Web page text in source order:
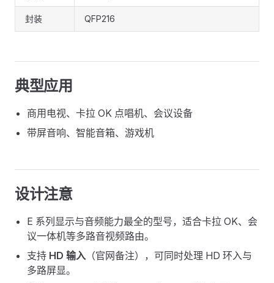
封装 QFP216
典型应用
商用电视、卡拉 OK 点唱机、会议设备
带屏音响、智能音箱、游戏机
设计注意
E 系列显示与音频能力最全的型号，适合卡拉 OK、会
议一体机等多路音视频路由。
支持 HD 输入 （官网备注），可同时处理 HD 环入与
多路屏显。